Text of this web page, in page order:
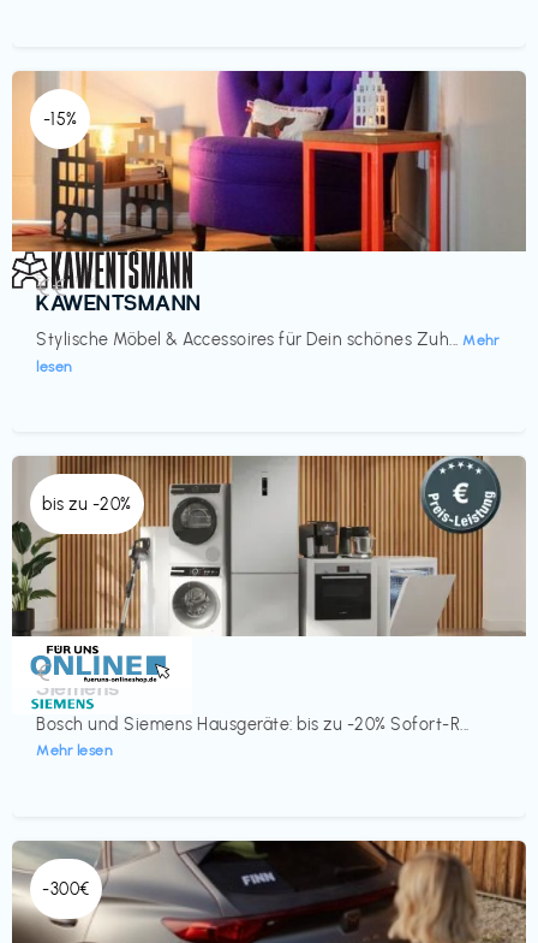
-15%
Einrichtung
KAWENTSMANN
Stylische Möbel & Accessoires für Dein schönes Zuh... Mehr
lesen
€€‎
bis zu -20%
Küche & Haushalt
Siemens
Bosch und Siemens Hausgeräte: bis zu -20% Sofort-R...
Mehr lesen
€‎
-300€